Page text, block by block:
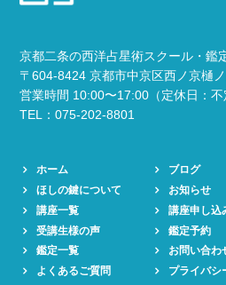
京都二条の西洋占星術スクール・鑑
〒604-8424 京都市中京区西ノ京樋
営業時間 10:00〜17:00（定休日：不
TEL：075-202-8801
ホーム
ほしの鍵について
講座一覧
受講生様の声
鑑定一覧
よくあるご質問
ブログ
お知らせ
講座申し込
鑑定予約
お問い合わ
プライバシ